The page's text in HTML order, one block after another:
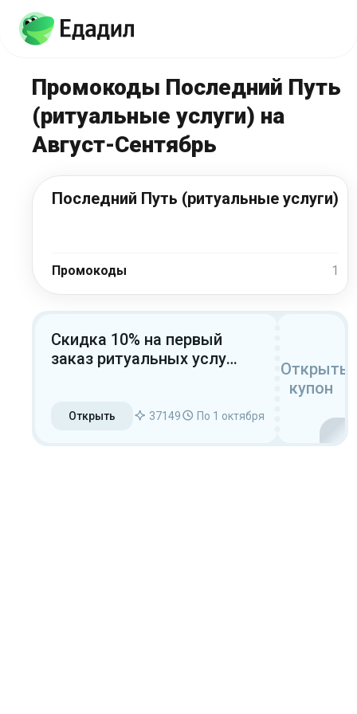
Промокоды Последний Путь
(ритуальные услуги) на
Август-Сентябрь
Последний Путь (ритуальные услуги)
Промокоды 1
Скидка 10% на первый
заказ ритуальных услуг
Открыть 37149 По 1 октября
Открыть
купон